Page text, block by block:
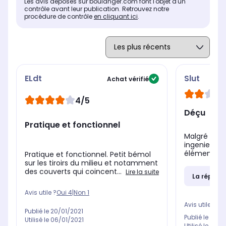
Sécurité enfant Sécurité enfant
Non
contrôle avant leur publication. Retrouvez notre
procédure de contrôleen cliquant ici.
ELdt Achat vérifié
4/5
Pratique et fonctionnel
Pratique et fonctionnel. Petit bémol
sur les tiroirs du milieu et notamment
des couverts qui coincent... Lire la suite
Avis utile ?Oui 4Non 1
Publié le 20/01/2021
Utilisé le 06/01/2021
Slut
Déçu
Malgré
ingenieuse
éléments
La
Avis utile ?
Publié le